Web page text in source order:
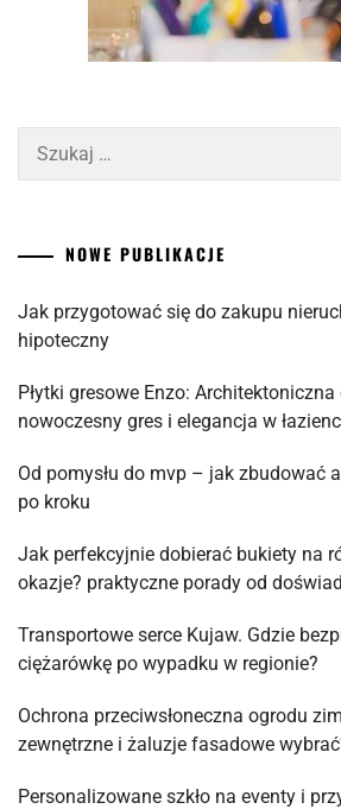
NOWE PUBLIKACJE
Jak przygotować się do zakupu
hipoteczny
Płytki gresowe Enzo:
nowoczesny gres i elegancja w
Od pomysłu do mvp – jak zbudować
po kroku
Jak perfekcyjnie dobierać bukiety na
okazje? praktyczne porady od
Transportowe serce Kujaw. Gdzie
ciężarówkę po wypadku w regionie?
Ochrona przeciwsłoneczna ogrodu
zewnętrzne i żaluzje fasadowe
Personalizowane szkło na eventy i